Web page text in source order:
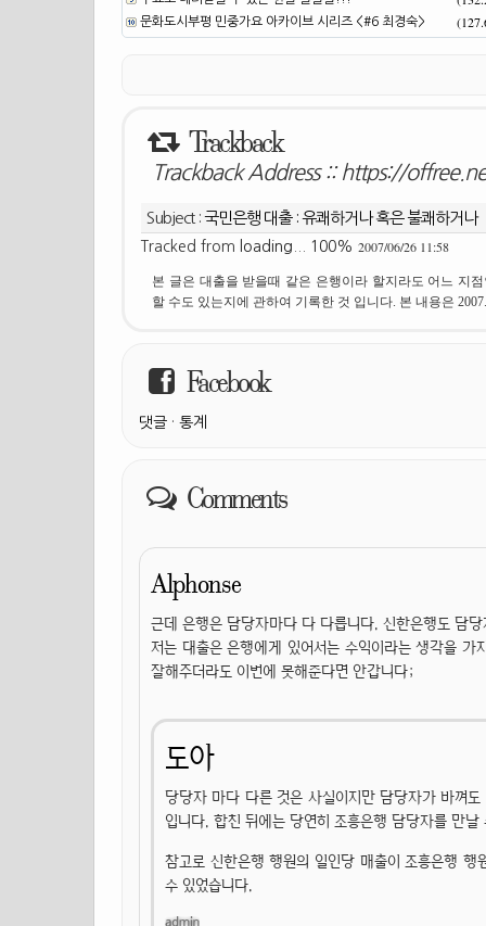
문화도시부평 민중가요 아카이브 시리즈 <#6 최경숙>
Trackback
Trackback Address :: https://
Subject : 국민은행 대출 : 유쾌하거나 혹은 불쾌하거나
Tracked from loading... 100% 2007/06/26 11:58
본 글은 대출을 받을때 같은 은행이라 할지라도 어느 지
할 수도 있는지에 관하여 기록한 것 입니다. 본 내용은
Facebook
댓글 · 통계
Comments
Alphonse
근데 은행은 담당자마다 다 다릅니다. 신한은행도 담
저는 대출은 은행에게 있어서는 수익이라는 생각을
잘해주더라도 이번에 못해준다면 안갑니다;
도아
당당자 마다 다른 것은 사실이지만 담당자가 바껴
입니다. 합친 뒤에는 당연히 조흥은행 담당자를 만날
참고로 신한은행 행원의 일인당 매출이 조흥은행
수 있었습니다.